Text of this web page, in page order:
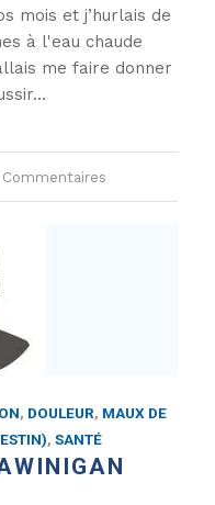
mois et j’hurlais de
à l'eau chaude
me faire donner
, DOULEUR, MAUX DE
,SANTÉ